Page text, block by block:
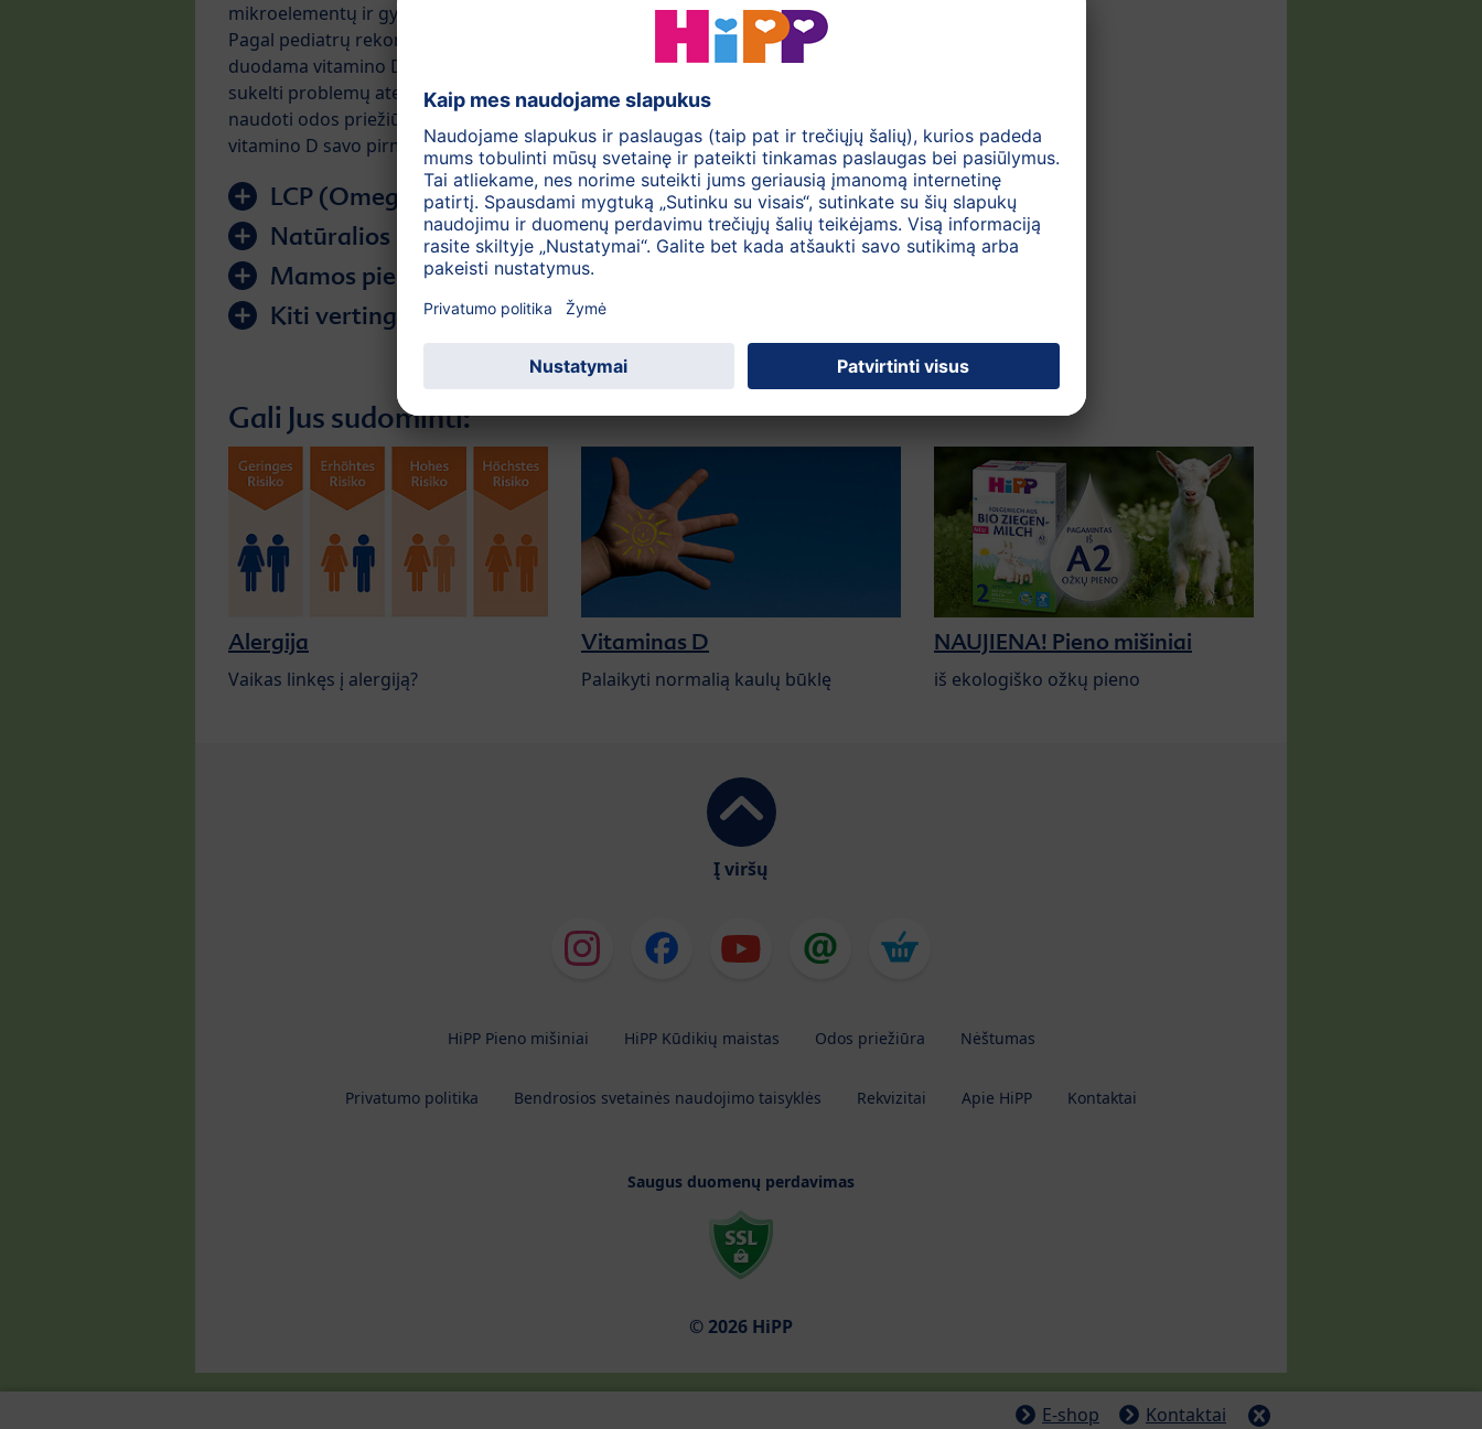
mikroelementų ir gyvybiškai svarbių riebalų rūgščių.
Pagal pediatrų rekomendacijas, kaip profilaktinė priemonė, kūdikiui turėtų būti papildomai
duodama vitamino D. Esant vitamino D trūkumui gali sutrikti kalcio įsisavinimas, o tai gali
sukelti problemų ateityje. Mūsų šalyje, kur yra mažai saulės žiemą, o dermatologai pataria
naudoti odos priežiūros priemones nuo saulės vasarą, kūdikiai kasdien turėtų gauti
vitamino D savo pirmaisiais gyvenimo metais.
LCP (Omega-3 & 6)
Natūralios pieno rūgšties bakterijos
Mamos pieno skaidulinės medžiagos
Kiti vertingi apsauginiai mamos pieno komponentai
Gali Jus sudominti:
Alergija
Vaikas linkęs į alergiją?
Vitaminas D
Palaikyti normalią kaulų būklę
NAUJIENA! Pieno mišiniai
iš ekologiško ožkų pieno
Į viršų
HiPP Pieno mišiniai HiPP Kūdikių maistas Odos priežiūra Nėštumas
Privatumo politika Bendrosios svetainės naudojimo taisyklės Rekvizitai Apie HiPP Kontaktai
Saugus duomenų perdavimas
© 2026 HiPP
E-shop Kontaktai